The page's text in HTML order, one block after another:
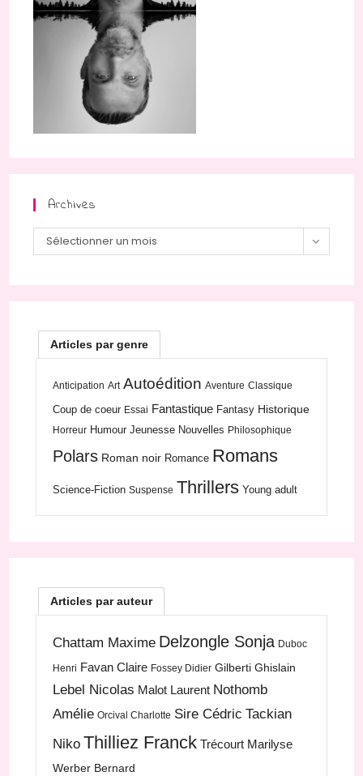
Archives
Archives
Sélectionner un mois
Articles par genre
Anticipation Art Autoédition Aventure Classique
Coup de coeur Essai Fantastique Fantasy Historique
Horreur Humour Jeunesse Nouvelles Philosophique
Polars Roman noir Romance Romans
Science-Fiction Suspense Thrillers Young adult
Articles par auteur
Chattam Maxime Delzongle Sonja Duboc
Henri Favan Claire Fossey Didier Gilberti Ghislain
Lebel Nicolas Malot Laurent Nothomb
Amélie Orcival Charlotte Sire Cédric Tackian
Niko Thilliez Franck Trécourt Marilyse
Werber Bernard